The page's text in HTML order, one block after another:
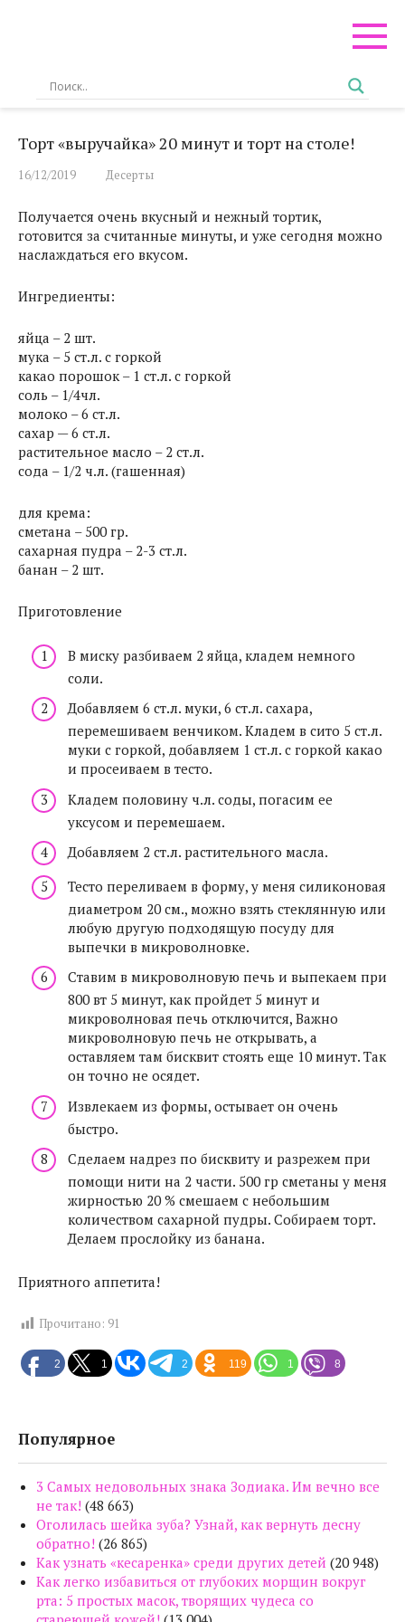
Торт «выручайка» 20 минут и торт на столе!
16/12/2019 Десерты
Получается очень вкусный и нежный тортик,
готовится за считанные минуты, и уже сегодня можно
наслаждаться его вкусом.
Ингредиенты:
яйца – 2 шт.
мука – 5 ст.л. с горкой
какао порошок – 1 ст.л. с горкой
соль – 1/4чл.
молоко – 6 ст.л.
сахар — 6 ст.л.
растительное масло – 2 ст.л.
сода – 1/2 ч.л. (гашенная)
для крема:
сметана – 500 гр.
сахарная пудра – 2-3 ст.л.
банан – 2 шт.
Приготовление
В миску разбиваем 2 яйца, кладем немного
соли.
Добавляем 6 ст.л. муки, 6 ст.л. сахара,
перемешиваем венчиком. Кладем в сито 5 ст.л.
муки с горкой, добавляем 1 ст.л. с горкой какао
и просеиваем в тесто.
Кладем половину ч.л. соды, погасим ее
уксусом и перемешаем.
Добавляем 2 ст.л. растительного масла.
Тесто переливаем в форму, у меня силиконовая
диаметром 20 см., можно взять стеклянную или
любую другую подходящую посуду для
выпечки в микроволновке.
Ставим в микроволновую печь и выпекаем при
800 вт 5 минут, как пройдет 5 минут и
микроволновая печь отключится, Важно
микроволновую печь не открывать, а
оставляем там бисквит стоять еще 10 минут. Так
он точно не осядет.
Извлекаем из формы, остывает он очень
быстро.
Сделаем надрез по бисквиту и разрежем при
помощи нити на 2 части. 500 гр сметаны у меня
жирностью 20 % смешаем с небольшим
количеством сахарной пудры. Собираем торт.
Делаем прослойку из банана.
Приятного аппетита!
Прочитано: 91
2 1 2 119 1 8
Популярное
3 Самых недовольных знака Зодиака. Им вечно все
не так! (48 663)
Оголилась шейка зуба? Узнай, как вернуть десну
обратно! (26 865)
Как узнать «кесаренка» среди других детей (20 948)
Как легко избавиться от глубоких морщин вокруг
рта: 5 простых масок, творящих чудеса со